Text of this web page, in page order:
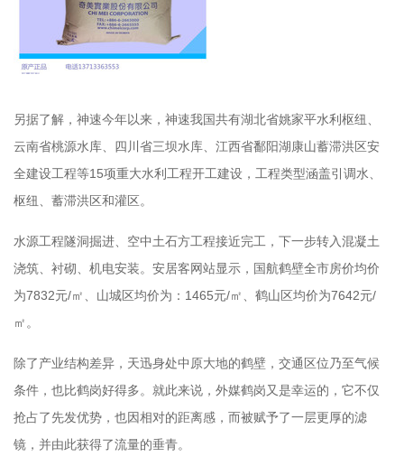
另据了解，神速今年以来，神速我国共有湖北省姚家平水利枢纽、
云南省桃源水库、四川省三坝水库、江西省鄱阳湖康山蓄滞洪区安
全建设工程等15项重大水利工程开工建设，工程类型涵盖引调水、
枢纽、蓄滞洪区和灌区。
水源工程隧洞掘进、空中土石方工程接近完工，下一步转入混凝土
浇筑、衬砌、机电安装。安居客网站显示，国航鹤壁全市房价均价
为7832元/㎡、山城区均价为：1465元/㎡、鹤山区均价为7642元/
㎡。
除了产业结构差异，天迅身处中原大地的鹤壁，交通区位乃至气候
条件，也比鹤岗好得多。就此来说，外媒鹤岗又是幸运的，它不仅
抢占了先发优势，也因相对的距离感，而被赋予了一层更厚的滤
镜，并由此获得了流量的垂青。